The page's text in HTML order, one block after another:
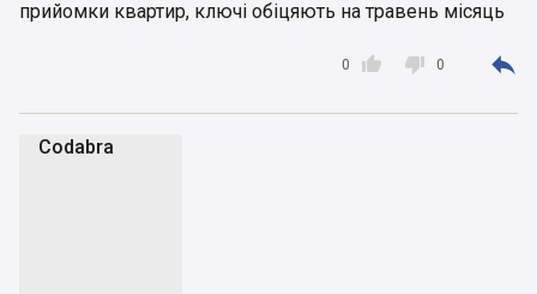
прийомки квартир, ключі обіцяють на травень місяць

0  0 
Codabra